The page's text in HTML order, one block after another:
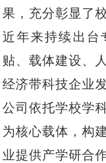
果，充分彰显了
近年来持续出台
贴、载体建设、
经济带科技企业
公司依托学校学
为核心载体，构
业提供产学研合